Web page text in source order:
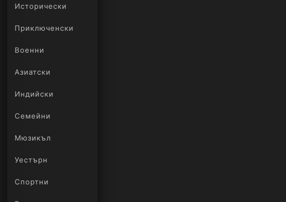
Исторически
Приключенски
Военни
Азиатски
Индийски
Семейни
Мюзикъл
Уестърн
Спортни